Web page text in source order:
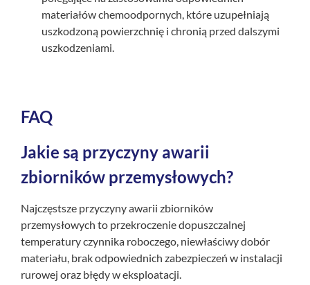
materiałów chemoodpornych, które uzupełniają
uszkodzoną powierzchnię i chronią przed dalszymi
uszkodzeniami.
FAQ
Jakie są przyczyny awarii
zbiorników przemysłowych?
Najczęstsze przyczyny awarii zbiorników
przemysłowych to przekroczenie dopuszczalnej
temperatury czynnika roboczego, niewłaściwy dobór
materiału, brak odpowiednich zabezpieczeń w instalacji
rurowej oraz błędy w eksploatacji.